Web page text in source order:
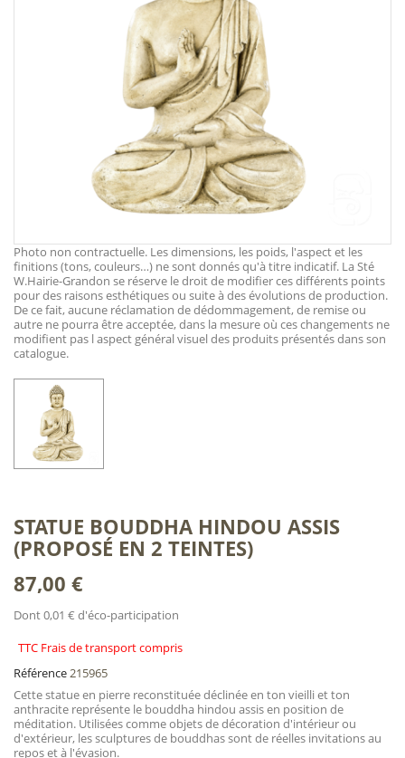
Photo non contractuelle. Les dimensions, les poids, l'aspect et les
finitions (tons, couleurs…) ne sont donnés qu'à titre indicatif. La Sté
W.Hairie-Grandon se réserve le droit de modifier ces différents points
pour des raisons esthétiques ou suite à des évolutions de production.
De ce fait, aucune réclamation de dédommagement, de remise ou
autre ne pourra être acceptée, dans la mesure où ces changements ne
modifient pas l aspect général visuel des produits présentés dans son
catalogue.
STATUE BOUDDHA HINDOU ASSIS
(PROPOSÉ EN 2 TEINTES)
87,00 €
Dont 0,01 € d'éco-participation
TTC Frais de transport compris
Référence215965
Cette statue en pierre reconstituée déclinée en ton vieilli et ton
anthracite représente le bouddha hindou assis en position de
méditation. Utilisées comme objets de décoration d'intérieur ou
d'extérieur, les sculptures de bouddhas sont de réelles invitations au
repos et à l'évasion.